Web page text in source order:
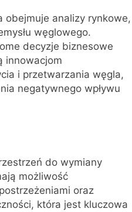
obejmuje analizy rynkowe,
węglowego.
decyzje biznesowe
innowacjom
i przetwarzania węgla,
negatywnego wpływu
do wymiany
możliwość
oraz
która jest kluczowa